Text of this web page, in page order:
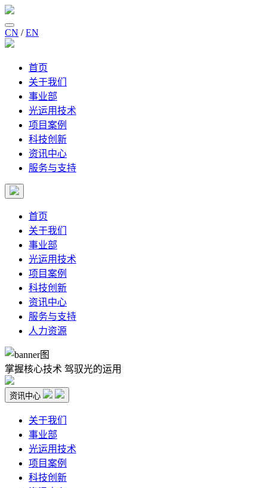
CN / EN
首页
关于我们
事业部
光运用技术
项目案例
科技创新
资讯中心
服务与支持
首页
关于我们
事业部
光运用技术
项目案例
科技创新
资讯中心
服务与支持
人力资源
掌握核心技术 驾驭光的运用
资讯中心
关于我们
事业部
光运用技术
项目案例
科技创新